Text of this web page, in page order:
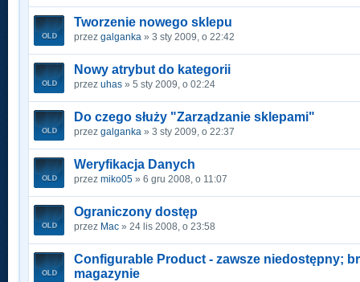
Tworzenie nowego sklepu
przez galganka » 3 sty 2009, o 22:42
Nowy atrybut do kategorii
przez uhas » 5 sty 2009, o 02:24
Do czego służy "Zarządzanie sklepami"
przez galganka » 3 sty 2009, o 22:37
Weryfikacja Danych
przez miko05 » 6 gru 2008, o 11:07
Ograniczony dostęp
przez Mac » 24 lis 2008, o 23:58
Configurable Product - zawsze niedostępny;
magazynie